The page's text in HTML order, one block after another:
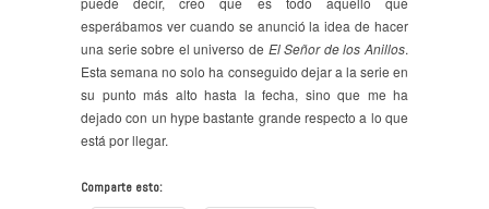
esperábamos ver cuando se anunció la idea de hacer
una serie sobre el universo de El Señor de los Anillos.
Esta semana no solo ha conseguido dejar a la serie en
su punto más alto hasta la fecha, sino que me ha
dejado con un hype bastante grande respecto a lo que
está por llegar.
Comparte esto: